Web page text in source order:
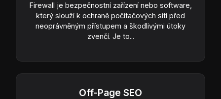
Firewall je bezpečnostní zařízení nebo software,
který slouží k ochraně počítačových sítí před
neoprávněným přístupem a škodlivými útoky
zvenčí. Je to...
Off-Page SEO